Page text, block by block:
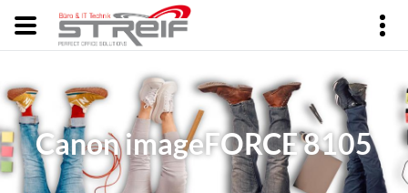
Canon imageFORCE 8105